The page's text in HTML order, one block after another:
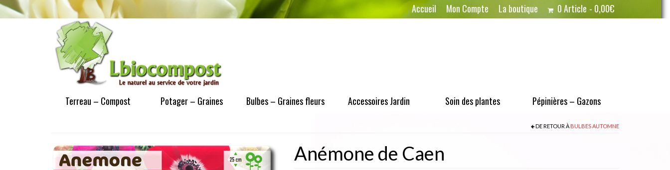
Accueil Mon Compte La boutique 0 Article 0,00€
Terreau – Compost Potager – Graines Bulbes – Graines fleurs Accessoires Jardin Soin des plantes Pépinières – Gazons
DE RETOUR À BULBES AUTOMNE
Anémone de Caen